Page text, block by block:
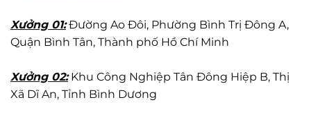
Xưởng 01:Đường Ao Đôi, Phường Bình Trị Đông A,
Quận Bình Tân, Thành phố Hồ Chí Minh
Xưởng 02:Khu Công Nghiệp Tân Đông Hiệp B, Thị
Xã Dĩ An, Tỉnh Bình Dương